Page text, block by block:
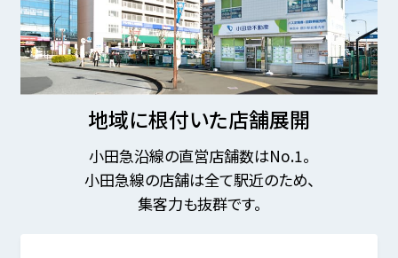
地域に根付いた店舗展開
小田急沿線の直営店舗数はNo.1。
小田急線の店舗は全て駅近のため、
集客力も抜群です。